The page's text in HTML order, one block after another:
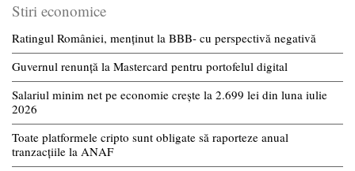
Stiri economice
Ratingul României, menținut la BBB- cu perspectivă negativă
Guvernul renunță la Mastercard pentru portofelul digital
Salariul minim net pe economie crește la 2.699 lei din luna iulie
2026
Toate platformele cripto sunt obligate să raporteze anual
tranzacțiile la ANAF